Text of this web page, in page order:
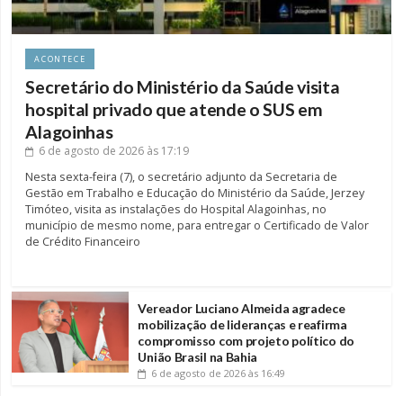
ACONTECE
Secretário do Ministério da Saúde visita
hospital privado que atende o SUS em
Alagoinhas
6 de agosto de 2026 às 17:19
Nesta sexta-feira (7), o secretário adjunto da Secretaria de
Gestão em Trabalho e Educação do Ministério da Saúde, Jerzey
Timóteo, visita as instalações do Hospital Alagoinhas, no
município de mesmo nome, para entregar o Certificado de Valor
de Crédito Financeiro
Vereador Luciano Almeida agradece
mobilização de lideranças e reafirma
compromisso com projeto político do
União Brasil na Bahia
6 de agosto de 2026 às 16:49